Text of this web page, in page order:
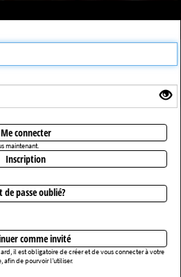
été trouvée
Me connecter
maintenant.
Inscription
de passe oublié?
comme invité
il est obligatoire de créer et de vous connecter à votre
afin de pourvoir l’utiliser.